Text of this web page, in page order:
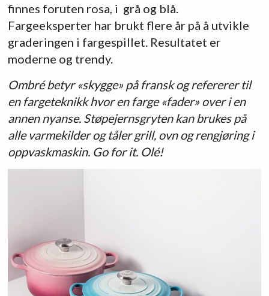
finnes foruten rosa, i grå og blå.
Fargeeksperter har brukt flere år på å utvikle
graderingen i fargespillet. Resultatet er
moderne og trendy.
Ombré betyr «skygge» på fransk og refererer til
en fargeteknikk hvor en farge «fader» over i en
annen nyanse. Støpejernsgryten kan brukes på
alle varmekilder og tåler grill, ovn og rengjøring i
oppvaskmaskin. Go for it. Olé!